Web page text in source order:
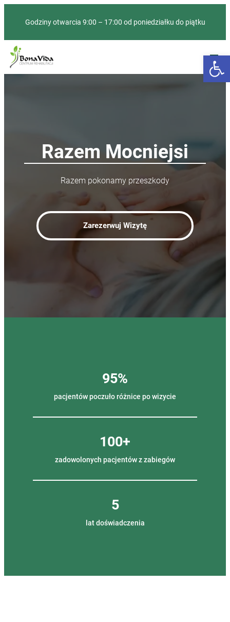
Godziny otwarcia 9:00 – 17:00 od poniedziałku do piątku
Razem Mocniejsi
Razem pokonamy przeszkody
Zarezerwuj Wizytę
95%
pacjentów poczuło różnice po wizycie
100+
zadowolonych pacjentów z zabiegów
5
lat doświadczenia